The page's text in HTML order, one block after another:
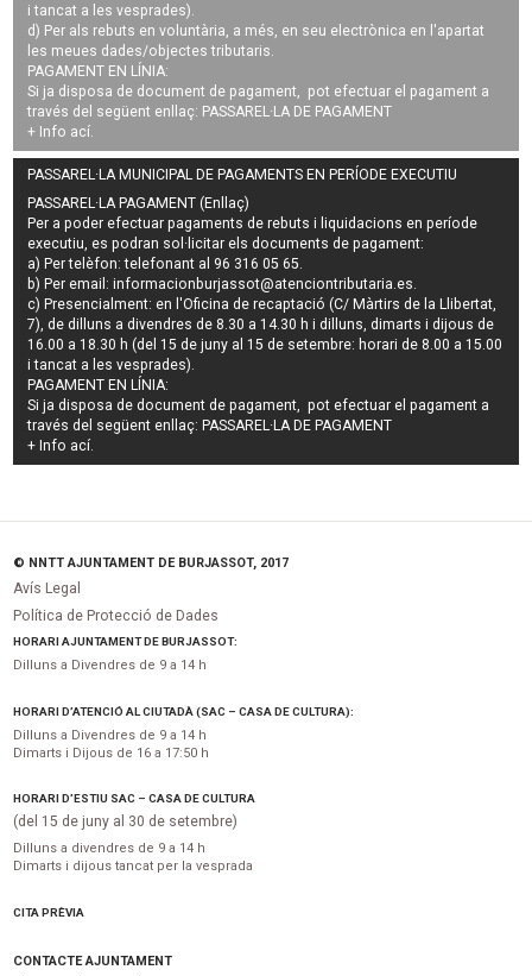
i tancat a les vesprades).
d) Per als rebuts en voluntària, a més, en seu electrònica en l'apartat
les meues dades/objectes tributaris.
PAGAMENT EN LÍNIA:
Si ja disposa de document de pagament, pot efectuar el pagament a
través del següent enllaç: PASSAREL·LA DE PAGAMENT
+ Info ací
PASSAREL·LA MUNICIPAL DE PAGAMENTS EN PERÍODE EXECUTIU
PASSAREL·LA PAGAMENT (Enllaç)
Per a poder efectuar pagaments derebuts i liquidacions en període
executiu, es podran sol·licitar els documents de pagament:
a) Per telèfon: telefonant al 96 316 05 65.
b) Per email:informacionburjassot@atenciontributaria.es.
c) Presencialment: en l'Oficina de recaptació (C/ Màrtirs de la Llibertat,
7), de dilluns a divendres de 8.30 a 14.30 h i dilluns, dimarts i dijous de
16.00 a 18.30 h (del 15 de juny al 15 de setembre: horari de 8.00 a 15.00
i tancat a les vesprades).
PAGAMENT EN LÍNIA:
Si ja disposa de document de pagament, pot efectuar el pagament a
través del següent enllaç: PASSAREL·LA DE PAGAMENT
+ Info ací.
© NNTT AJUNTAMENT DE BURJASSOT, 2017
Avís Legal
Política de Protecció de Dades
HORARI AJUNTAMENT DE BURJASSOT:
Dilluns a Divendres de 9 a 14 h
HORARI D’ATENCIÓ AL CIUTADÀ (SAC – CASA DE CULTURA):
Dilluns a Divendres de 9 a 14 h
Dimarts i Dijous de 16 a 17:50 h
HORARI D’ESTIU SAC – CASA DE CULTURA
(del 15 de juny al 30 de setembre)
Dilluns a divendres de 9 a 14 h
Dimarts i dijous tancat per la vesprada
CITA PRÈVIA
CONTACTE AJUNTAMENT